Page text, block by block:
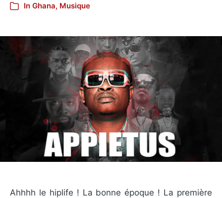
In Ghana, Musique
Ahhhh le hiplife ! La bonne époque ! La première